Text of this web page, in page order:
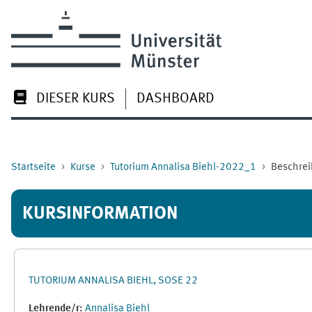
DIESER KURS DASHBOARD
Startseite Kurse Tutorium Annalisa Biehl-2022_1
KURSINFORMATION
TUTORIUM ANNALISA BIEHL, SOSE 22
Lehrende/r: Annalisa Biehl